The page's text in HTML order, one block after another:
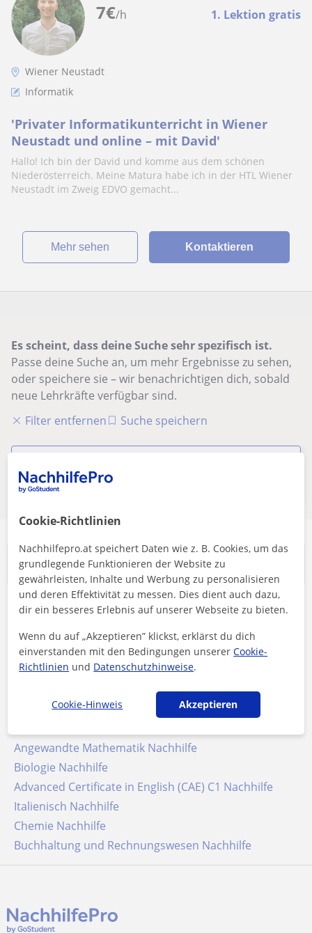
7€/h 1. Lektion gratis
Wiener Neustadt
Informatik
'Privater Informatikunterricht in Wiener
Neustadt und online – mit David'
Hallo! Ich bin der David und komme aus dem schönen
Niederösterreich. Meine Matura habe ich in der HTL Wiener
Neustadt im Zweig EDVO gemacht...
Mehr sehen Kontaktieren
Es scheint, dass deine Suche sehr spezifisch ist.
Passe deine Suche an, um mehr Ergebnisse zu sehen,
oder speichere sie – wir benachrichtigen dich, sobald
neue Lehrkräfte verfügbar sind.
Filter entfernen
Suche speichern
für dich interessant sein
Beliebteste Suchanfragen
Schulische Unterstützung
Englisch Nachhilfe
Mathe Nachhilfe
Deutsch Nachhilfe
Deutsch als Fremdsprache Nachhilfe
Angewandte Mathematik Nachhilfe
Biologie Nachhilfe
Advanced Certificate in English (CAE) C1 Nachhilfe
Italienisch Nachhilfe
Chemie Nachhilfe
Buchhaltung und Rechnungswesen Nachhilfe
Cookie-Richtlinien
Nachhilfepro.at speichert Daten wie z. B. Cookies, um das
grundlegende Funktionieren der Website zu
gewährleisten, Inhalte und Werbung zu personalisieren
und deren Effektivität zu messen. Dies dient auch dazu,
dir ein besseres Erlebnis auf unserer Webseite zu bieten.
Wenn du auf „Akzeptieren” klickst, erklärst du dich
einverstanden mit den Bedingungen unsererCookie-
Richtlinien und Datenschutzhinweise.
Cookie-Hinweis Akzeptieren